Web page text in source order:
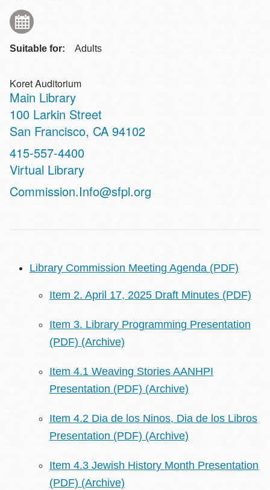
Suitable for: Adults
Koret Auditorium
Main Library
Address
100 Larkin Street
San Francisco, CA 94102
Contact
Telephone
415-557-4400
Virtual Library
Address
Commission.Info@sfpl.org
Library Commission Meeting Agenda (PDF)
Item 2. April 17, 2025 Draft Minutes (PDF)
Item 3. Library Programming Presentation
(PDF) (Archive)
Item 4.1 Weaving Stories AANHPI
Presentation (PDF) (Archive)
Item 4.2 Dia de los Ninos, Dia de los Libros
Presentation (PDF) (Archive)
Item 4.3 Jewish History Month Presentation
(PDF) (Archive)